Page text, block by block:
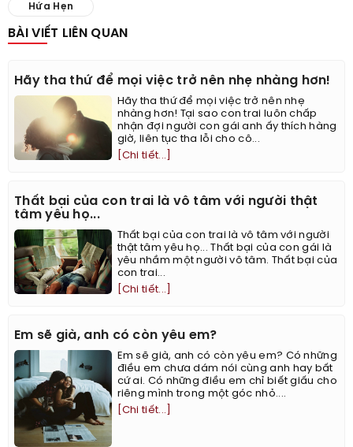
Hứa Hẹn
BÀI VIẾT LIÊN QUAN
Hãy tha thứ để mọi việc trở nên nhẹ nhàng hơn!
Hãy tha thứ để mọi việc trở nên nhẹ
nhàng hơn! Tại sao con trai luôn chấp
nhận đợi người con gái anh ấy thích hàng
giờ, liên tục tha lỗi cho cô...
[Chi tiết...]
Thất bại của con trai là vô tâm với người thật
tâm yêu họ...
Thất bại của con trai là vô tâm với người
thật tâm yêu họ... Thất bại của con gái là
yêu nhầm một người vô tâm. Thất bại của
con trai...
[Chi tiết...]
Em sẽ già, anh có còn yêu em?
Em sẽ già, anh có còn yêu em? Có những
điều em chưa dám nói cùng anh hay bất
cứ ai. Có những điều em chỉ biết giấu cho
riêng mình trong một góc nhỏ....
[Chi tiết...]